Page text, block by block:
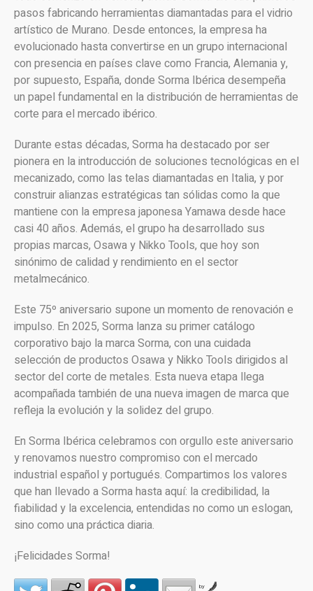
pasos fabricando herramientas diamantadas para el vidrio
artístico de Murano. Desde entonces, la empresa ha
evolucionado hasta convertirse en un grupo internacional
con presencia en países clave como Francia, Alemania y,
por supuesto, España, donde Sorma Ibérica desempeña
un papel fundamental en la distribución de herramientas de
corte para el mercado ibérico.
Durante estas décadas, Sorma ha destacado por ser
pionera en la introducción de soluciones tecnológicas en el
mecanizado, como las telas diamantadas en Italia, y por
construir alianzas estratégicas tan sólidas como la que
mantiene con la empresa japonesa Yamawa desde hace
casi 40 años. Además, el grupo ha desarrollado sus
propias marcas, Osawa y Nikko Tools, que hoy son
sinónimo de calidad y rendimiento en el sector
metalmecánico.
Este 75º aniversario supone un momento de renovación e
impulso. En 2025, Sorma lanza su primer catálogo
corporativo bajo la marca Sorma, con una cuidada
selección de productos Osawa y Nikko Tools dirigidos al
sector del corte de metales. Esta nueva etapa llega
acompañada también de una nueva imagen de marca que
refleja la evolución y la solidez del grupo.
En Sorma Ibérica celebramos con orgullo este aniversario
y renovamos nuestro compromiso con el mercado
industrial español y portugués. Compartimos los valores
que han llevado a Sorma hasta aquí: la credibilidad, la
fiabilidad y la excelencia, entendidas no como un eslogan,
sino como una práctica diaria.
¡Felicidades Sorma!
by